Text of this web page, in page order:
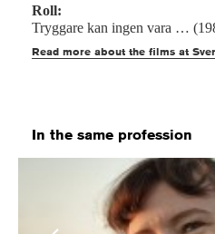
Roll:
Tryggare kan ingen vara …
Read more about the films at
In the same profession